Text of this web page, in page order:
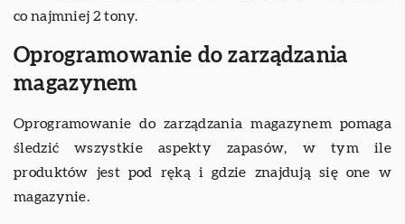
co najmniej 2 tony.
Oprogramowanie do zarządzania
magazynem
Oprogramowanie do zarządzania magazynem pomaga
śledzić wszystkie aspekty zapasów, w tym ile
produktów jest pod ręką i gdzie znajdują się one w
magazynie.